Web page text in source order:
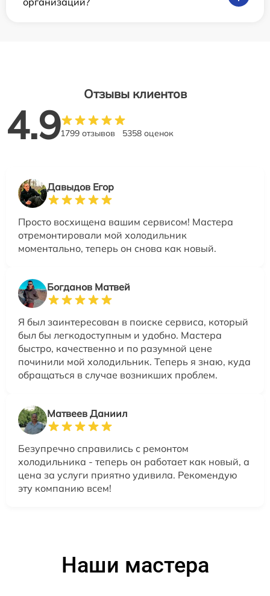
Отзывы клиентов
4.91799 отзывов 5358 оценок
Давыдов Егор
Просто восхищена вашим сервисом! Мастера
отремонтировали мой холодильник
моментально, теперь он снова как новый.
Богданов Матвей
Я был заинтересован в поиске сервиса, который
был бы легкодоступным и удобно. Мастера
быстро, качественно и по разумной цене
починили мой холодильник. Теперь я знаю, куда
обращаться в случае возникших проблем.
Матвеев Даниил
Безупречно справились с ремонтом
холодильника - теперь он работает как новый, а
цена за услуги приятно удивила. Рекомендую
эту компанию всем!
Наши мастера